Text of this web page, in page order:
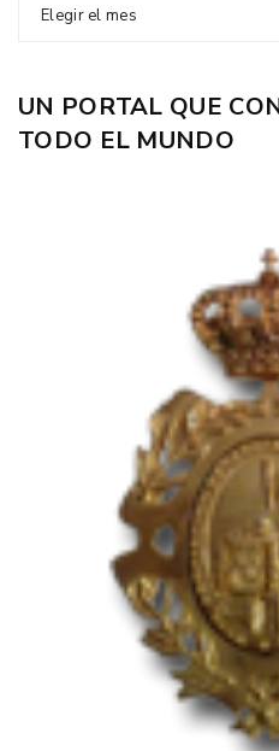
Elegir el mes
UN PORTAL QUE
TODO EL MUNDO